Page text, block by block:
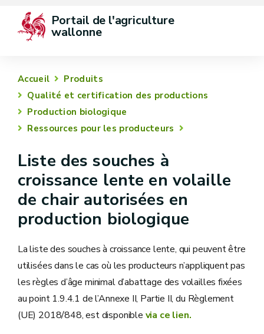
Portail de l'agriculture
wallonne
Accueil
Produits
Qualité et certification des productions
Production biologique
Ressources pour les producteurs
Liste des souches à
croissance lente en volaille
de chair autorisées en
production biologique
La liste des souches à croissance lente, qui peuvent être
utilisées dans le cas où les producteurs n’appliquent pas
les règles d’âge minimal d’abattage des volailles fixées
au point 1.9.4.1 de l’Annexe II, Partie II, du Règlement
(UE) 2018/848, est disponible via ce lien.